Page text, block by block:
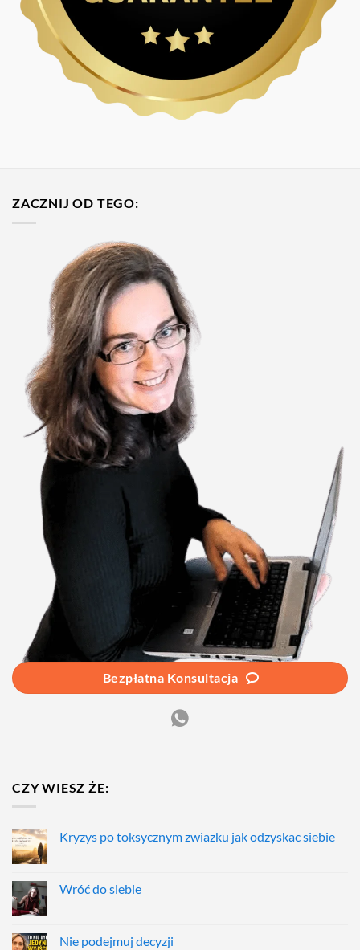
ZACZNIJ OD TEGO:
Bezpłatna Konsultacja
CZY WIESZ ŻE:
Kryzys po toksycznym zwiazku jak odzyskac siebie
Wróć do siebie
Nie podejmuj decyzji